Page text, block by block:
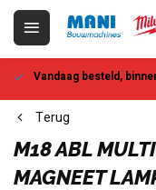
Vandaag besteld,
Terug
M18 ABL
MAGNEET